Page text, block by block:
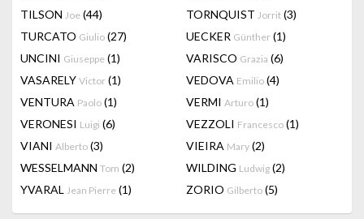
TILSON Joe (44) TORNQUIST Jorrit (3)
TURCATO Giulio (27) UECKER Günther (1)
UNCINI Giuseppe (1) VARISCO Grazia (6)
VASARELY Victor (1) VEDOVA Emilio (4)
VENTURA Paolo (1) VERMI Arturo (1)
VERONESI Luigi (6) VEZZOLI Francesco (1)
VIANI Alberto (3) VIEIRA Mary (2)
WESSELMANN Tom (2) WILDING Ludwig (2)
YVARAL Jean Pierre (1) ZORIO Gilberto (5)